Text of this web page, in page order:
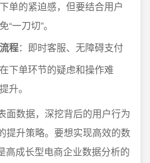
单的紧迫感，但要结合用户
一刀切”。
程：即时客服、无障碍支付
下单环节的疑虑和操作难
升。
面数据，深挖背后的用户行为
提升策略。要想实现高效的数
高成长型电商企业数据分析的